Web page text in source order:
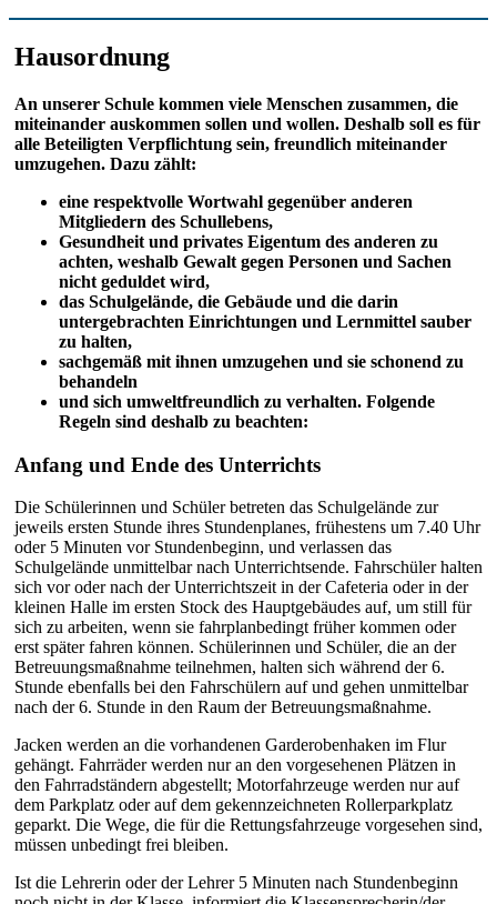
Hausordnung
An unserer Schule kommen viele Menschen zusammen, die
miteinander auskommen sollen und wollen. Deshalb soll es für
alle Beteiligten Verpflichtung sein, freundlich miteinander
umzugehen. Dazu zählt:
eine respektvolle Wortwahl gegenüber anderen
Mitgliedern des Schullebens,
Gesundheit und privates Eigentum des anderen zu
achten, weshalb Gewalt gegen Personen und Sachen
nicht geduldet wird,
das Schulgelände, die Gebäude und die darin
untergebrachten Einrichtungen und Lernmittel sauber
zu halten,
sachgemäß mit ihnen umzugehen und sie schonend zu
behandeln
und sich umweltfreundlich zu verhalten. Folgende
Regeln sind deshalb zu beachten:
Anfang und Ende des Unterrichts
Die Schülerinnen und Schüler betreten das Schulgelände zur
jeweils ersten Stunde ihres Stundenplanes, frühestens um 7.40 Uhr
oder 5 Minuten vor Stundenbeginn, und verlassen das
Schulgelände unmittelbar nach Unterrichtsende. Fahrschüler halten
sich vor oder nach der Unterrichtszeit in der Cafeteria oder in der
kleinen Halle im ersten Stock des Hauptgebäudes auf, um still für
sich zu arbeiten, wenn sie fahrplanbedingt früher kommen oder
erst später fahren können. Schülerinnen und Schüler, die an der
Betreuungsmaßnahme teilnehmen, halten sich während der 6.
Stunde ebenfalls bei den Fahrschülern auf und gehen unmittelbar
nach der 6. Stunde in den Raum der Betreuungsmaßnahme.
Jacken werden an die vorhandenen Garderobenhaken im Flur
gehängt. Fahrräder werden nur an den vorgesehenen Plätzen in
den Fahrradständern abgestellt; Motorfahrzeuge werden nur auf
dem Parkplatz oder auf dem gekennzeichneten Rollerparkplatz
geparkt. Die Wege, die für die Rettungsfahrzeuge vorgesehen sind,
müssen unbedingt frei bleiben.
Ist die Lehrerin oder der Lehrer 5 Minuten nach Stundenbeginn